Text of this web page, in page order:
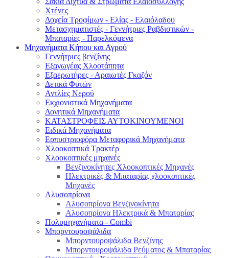
Χτένες
Δοχεία Τροφίμων - Ελίας - Ελαιόλαδου
Μετασχηματιστές - Γεννήτριες Ραβδιστικών -
Μπαταρίες - Παρελκόμενα
Μηχανήματα Κήπου και Αγρού
Γεννήτριες βενζίνης
Εξαγωγέας Χλοοτάπητα
Εξαερωτήρες - Αραιωτές Γκαζόν
Δετικά Φυτών
Αντλίες Νερού
Εκχιονιστικά Μηχανήματα
Δονητικά Μηχανήματα
ΚΑΤΑΣΤΡΟΦΕΙΣ ΑΥΤΟΚΙΝΟΥΜΕΝΟΙ
Ειδικά Μηχανήματα
Eρπυστριοφόρα Μεταφορικά Μηχανήματα
Χλοοκοπτικά Τρακτέρ
Χλοοκοπτικές μηχανές
Βενζινοκίνητες Χλοοκοπτικές Μηχανές
Ηλεκτρικές & Μπαταρίας χλοοκοπτικές
Μηχανές
Αλυσοπρίονα
Αλυσοπρίονα Βενζινοκίνητα
Αλυσοπρίονα Ηλεκτρικά & Μπαταρίας
Πολυμηχανήματα - Combi
Μπορντουροψάλιδα
Μπορντουροψάλιδα Βενζίνης
Μπορντουροψάλιδα Ρεύματος & Μπαταρίας